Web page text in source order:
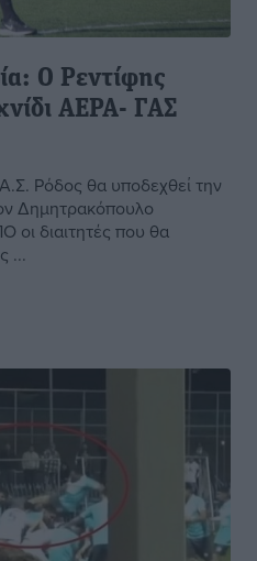
Ο Ρεντίφης
ΑΕΡΑ- ΓΑΣ
Ρόδος θα υποδεχθεί την
Δημητρακόπουλο
οι διαιτητές που θα
...